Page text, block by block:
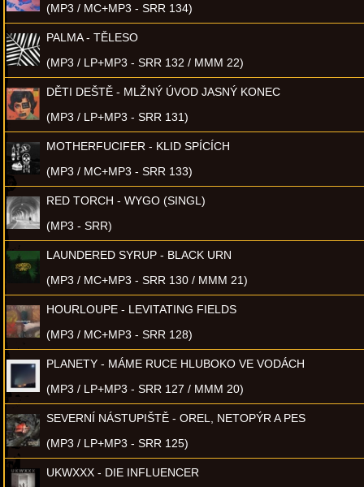
(MP3 / MC+MP3 - SRR 134)
PALMA - TĚLESO
(MP3 / LP+MP3 - SRR 132 / MMM 22)
DĚTI DEŠTĚ - MLŽNÝ ÚVOD JASNÝ KONEC
(MP3 / LP+MP3 - SRR 131)
MOTHERFUCIFER - KLID SPÍCÍCH
(MP3 / MC+MP3 - SRR 133)
RED TORCH - WYGO (SINGL)
(MP3 - SRR)
LAUNDERED SYRUP - BLACK URN
(MP3 / MC+MP3 - SRR 130 / MMM 21)
HOURLOUPE - LEVITATING FIELDS
(MP3 / MC+MP3 - SRR 128)
PLANETY - MÁME RUCE HLUBOKO VE VODÁCH
(MP3 / LP+MP3 - SRR 127 / MMM 20)
SEVERNÍ NÁSTUPIŠTĚ - OREL, NETOPÝR A PES
(MP3 / LP+MP3 - SRR 125)
UKWXXX - DIE INFLUENCER